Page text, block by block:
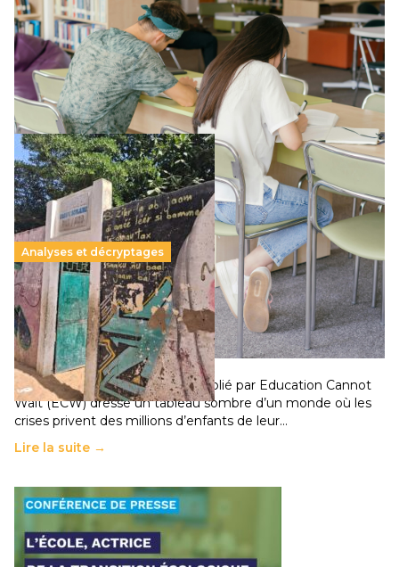
11 juillet 2026-
Le projet de loi sur la régulation de l’enseignement
supérieur privé met en lumière l’amplification d’un système
qui relègue l’acte pédagogique au superfétatoire, voire à…
Lire la suite →
Analyses et décryptages
258 millions d’enfants victimes de la guerre, des
chocs climatiques et des déplacements de
population
11 juillet 2026- National
Un nouveau rapport mondial publié par Education Cannot
Wait (ECW) dresse un tableau sombre d’un monde où les
crises privent des millions d’enfants de leur…
Lire la suite →